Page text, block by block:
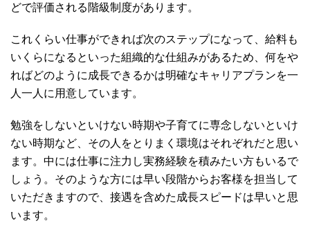
どで評価される階級制度があります。
これくらい仕事ができれば次のステップになって、給料も
いくらになるといった組織的な仕組みがあるため、何をや
ればどのように成長できるかは明確なキャリアプランを一
人一人に用意しています。
勉強をしないといけない時期や子育てに専念しないといけ
ない時期など、その人をとりまく環境はそれぞれだと思い
ます。中には仕事に注力し実務経験を積みたい方もいるで
しょう。そのような方には早い段階からお客様を担当して
いただきますので、接遇を含めた成長スピードは早いと思
います。